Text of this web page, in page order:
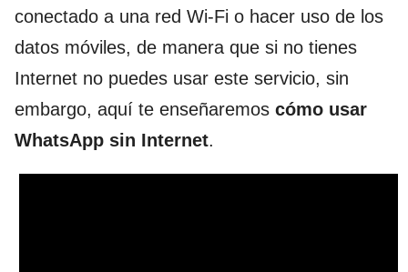
conectado a una red Wi-Fi o hacer uso de los
datos móviles, de manera que si no tienes
Internet no puedes usar este servicio, sin
embargo, aquí te enseñaremos cómo usar
WhatsApp sin Internet.